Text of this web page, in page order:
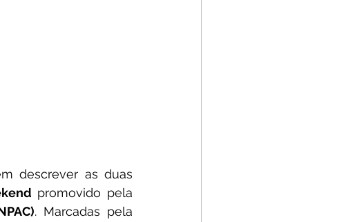
descrever as duas
. Marcadas pela